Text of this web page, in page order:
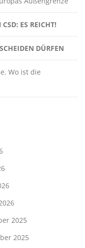
ES REICHT!
DÜRFEN
Wo ist die
2025
2025